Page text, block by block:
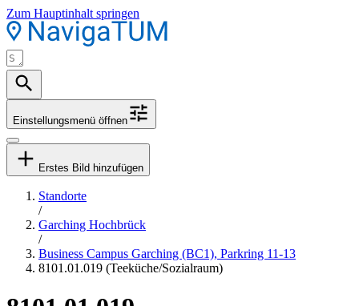
Zum Hauptinhalt springen
Einstellungsmenü öffnen
Erstes Bild hinzufügen
Standorte
/
Garching Hochbrück
/
Business Campus Garching (BC1), Parkring 11-13
8101.01.019 (Teeküche/Sozialraum)